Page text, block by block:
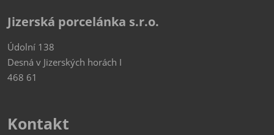
Jizerská porcelánka s.r.o.
Údolní 138
Desná v Jizerských horách I
468 61
Kontakt